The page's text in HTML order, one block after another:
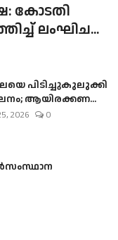
കോടതി
ലംഘിച...
പിടിച്ചുകുലുക്കി
ആയിരക്കണ...
2026 0